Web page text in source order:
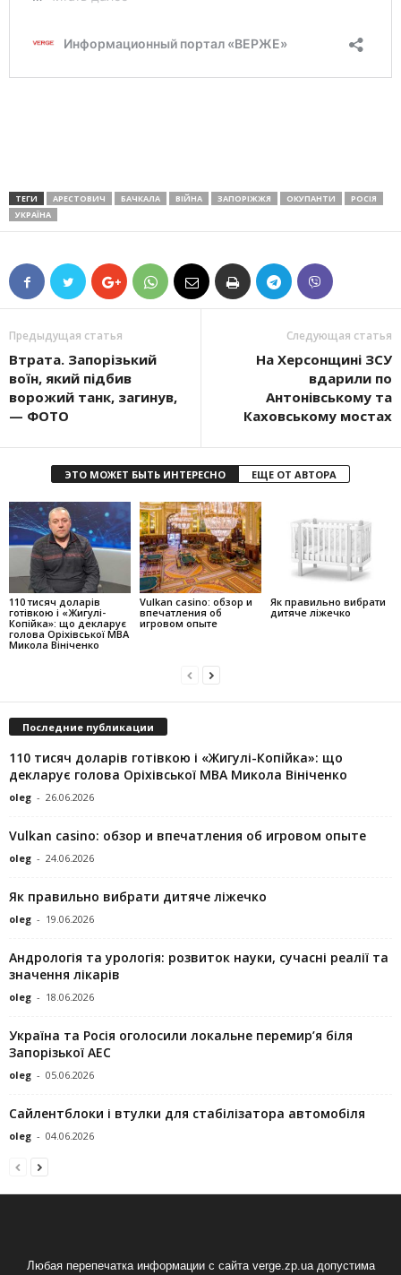
ТЕГИ АРЕСТОВИЧ БАЧКАЛА ВІЙНА ЗАПОРІЖЖЯ ОКУПАНТИ
РОСІЯ
УКРАЇНА
Предыдущая статья
Втрата. Запорізький
воїн, який підбив
ворожий танк, загинув,
— ФОТО
Следующая статья
На Херсонщині ЗСУ
вдарили по
Антонівському та
Каховському мостах
ЭТО МОЖЕТ БЫТЬ ИНТЕРЕСНО ЕЩЕ ОТ АВТОРА
110 тисяч доларів
готівкою і «Жигулі-
Копійка»: що декларує
голова Оріхівської МВА
Микола Вініченко
Vulkan casino: обзор и
впечатления об
игровом опыте
Як правильно вибрати
дитяче ліжечко
Последние публикации
110 тисяч доларів готівкою і «Жигулі-Копійка»: що
декларує голова Оріхівської МВА Микола Вініченко
oleg - 26.06.2026
Vulkan casino: обзор и впечатления об игровом опыте
oleg - 24.06.2026
Як правильно вибрати дитяче ліжечко
oleg - 19.06.2026
Андрологія та урологія: розвиток науки, сучасні реалії та
значення лікарів
oleg - 18.06.2026
Україна та Росія оголосили локальне перемир’я біля
Запорізької АЕС
oleg - 05.06.2026
Сайлентблоки і втулки для стабілізатора автомобіля
oleg - 04.06.2026
Любая перепечатка информации с сайта verge.zp.ua допустима